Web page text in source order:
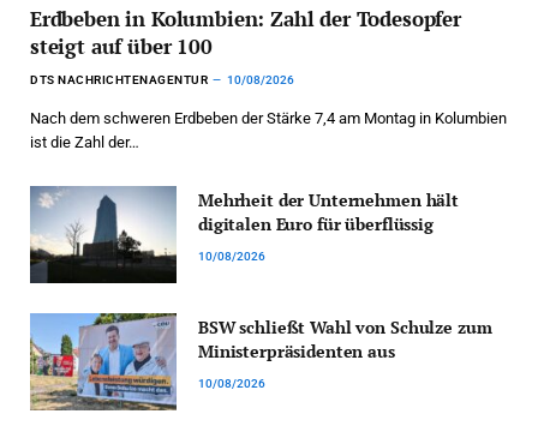
Erdbeben in Kolumbien: Zahl der Todesopfer
steigt auf über 100
DTS NACHRICHTENAGENTUR 10/08/2026
Nach dem schweren Erdbeben der Stärke 7,4 am Montag in Kolumbien
ist die Zahl der…
Mehrheit der Unternehmen hält
digitalen Euro für überflüssig
10/08/2026
BSW schließt Wahl von Schulze zum
Ministerpräsidenten aus
10/08/2026